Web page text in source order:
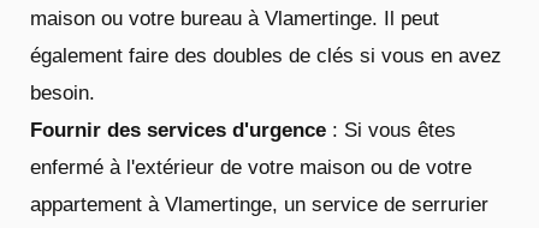
maison ou votre bureau à Vlamertinge. Il peut
également faire des doubles de clés si vous en avez
besoin.
Fournir des services d'urgence : Si vous êtes
enfermé à l'extérieur de votre maison ou de votre
appartement à Vlamertinge, un service de serrurier